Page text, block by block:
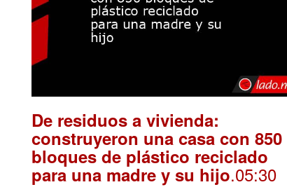
De residuos a vivienda:
construyeron una casa con 850
bloques de plástico reciclado
para una madre y su hijo.05:30